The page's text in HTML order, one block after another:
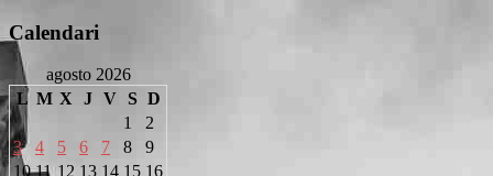
Calendari
agosto 2026
L M X J V S D
1
2
3
4 5 6 7 8
9
10 11 12 13 14 15 16